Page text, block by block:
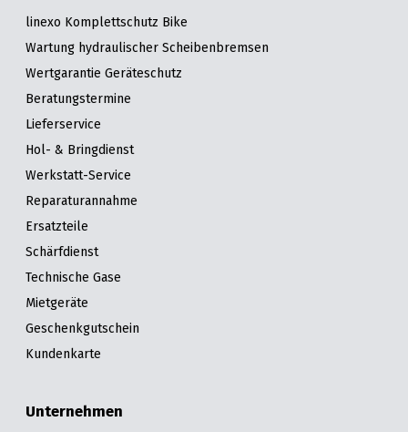
linexo Komplettschutz Bike
Wartung hydraulischer Scheibenbremsen
Wertgarantie Geräteschutz
Beratungstermine
Lieferservice
Hol- & Bringdienst
Werkstatt-Service
Reparaturannahme
Ersatzteile
Schärfdienst
Technische Gase
Mietgeräte
Geschenkgutschein
Kundenkarte
Unternehmen